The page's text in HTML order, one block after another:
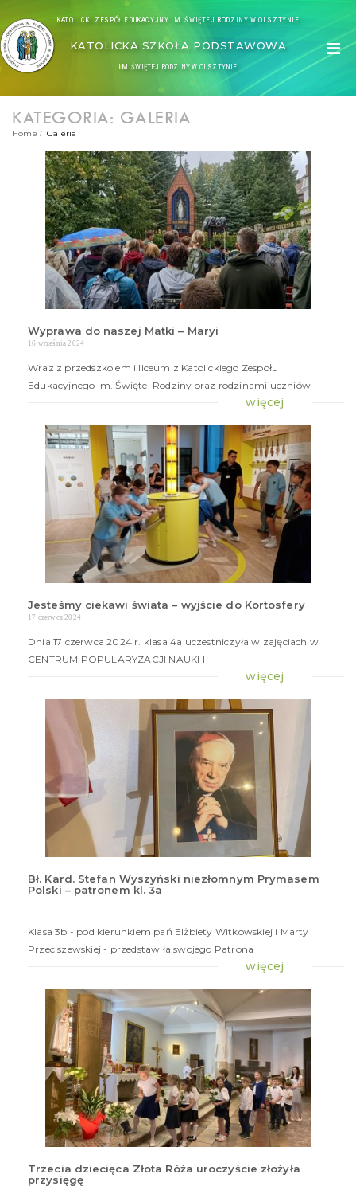
KATOLICKI ZESPÓŁ EDUKACYJNY IM. ŚWIĘTEJ RODZINY W OLSZTYNIE
KATOLICKA SZKOŁA PODSTAWOWA
IM. ŚWIĘTEJ RODZINY W OLSZTYNIE
KATEGORIA: GALERIA
Home Galeria
Wyprawa do naszej Matki – Maryi
16 września 2024
Wraz z przedszkolem i liceum z Katolickiego Zespołu
Edukacyjnego im. Świętej Rodziny oraz rodzinami uczniów
więcej
Jesteśmy ciekawi świata – wyjście do Kortosfery
17 czerwca 2024
Dnia 17 czerwca 2024 r. klasa 4a uczestniczyła w zajęciach w
CENTRUM POPULARYZACJI NAUKI I
więcej
Bł. Kard. Stefan Wyszyński niezłomnym Prymasem
Polski – patronem kl. 3a
Klasa 3b - pod kierunkiem pań Elżbiety Witkowskiej i Marty
Przeciszewskiej - przedstawiła swojego Patrona
więcej
Trzecia dziecięca Złota Róża uroczyście złożyła
przysięgę